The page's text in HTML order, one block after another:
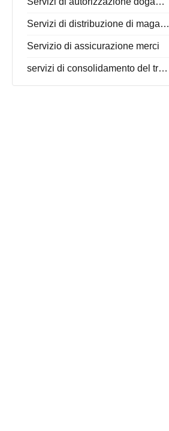
Servizi di distribuzione di magazzino
Servizio di assicurazione merci
servizi di consolidamento del trasporto